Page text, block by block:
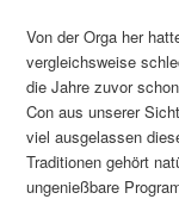
Von der Orga her
vergleichsweise
die Jahre zuvor
Con aus unserer
viel ausgelassen
Traditionen gehört
ungenießbare